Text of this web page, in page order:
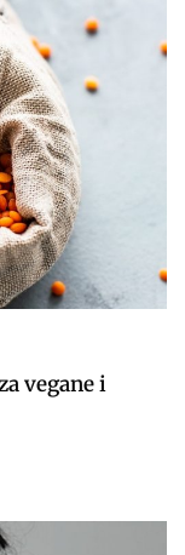
vegane i